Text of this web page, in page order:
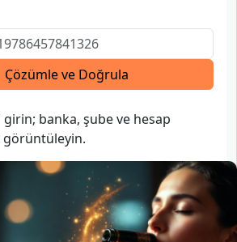
Çözümle ve Doğrula
girin; banka, şube ve hesap
görüntüleyin.